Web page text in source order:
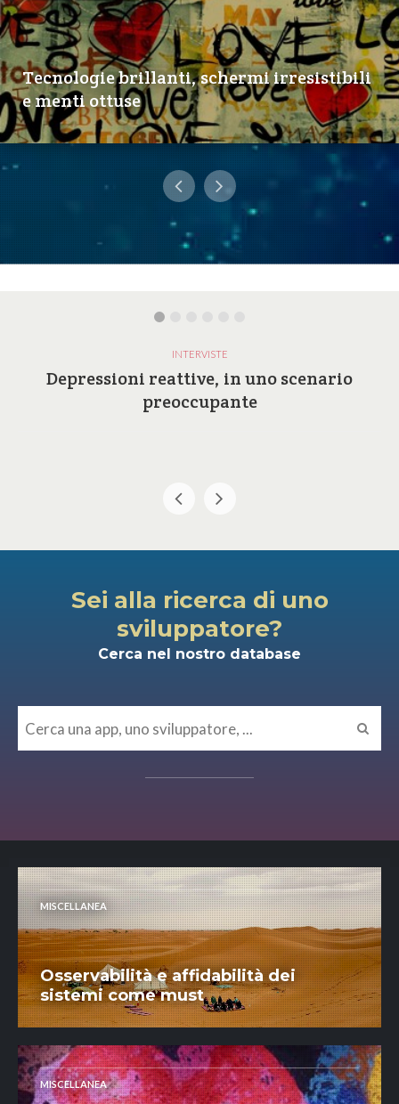
Tecnologie brillanti, schermi irresistibili
e menti ottuse
INTERVISTE
Depressioni reattive, in uno scenario
preoccupante
Sei alla ricerca di uno
sviluppatore?
Cerca nel nostro database
MISCELLANEA
Osservabilità e affidabilità dei
sistemi come must
MISCELLANEA